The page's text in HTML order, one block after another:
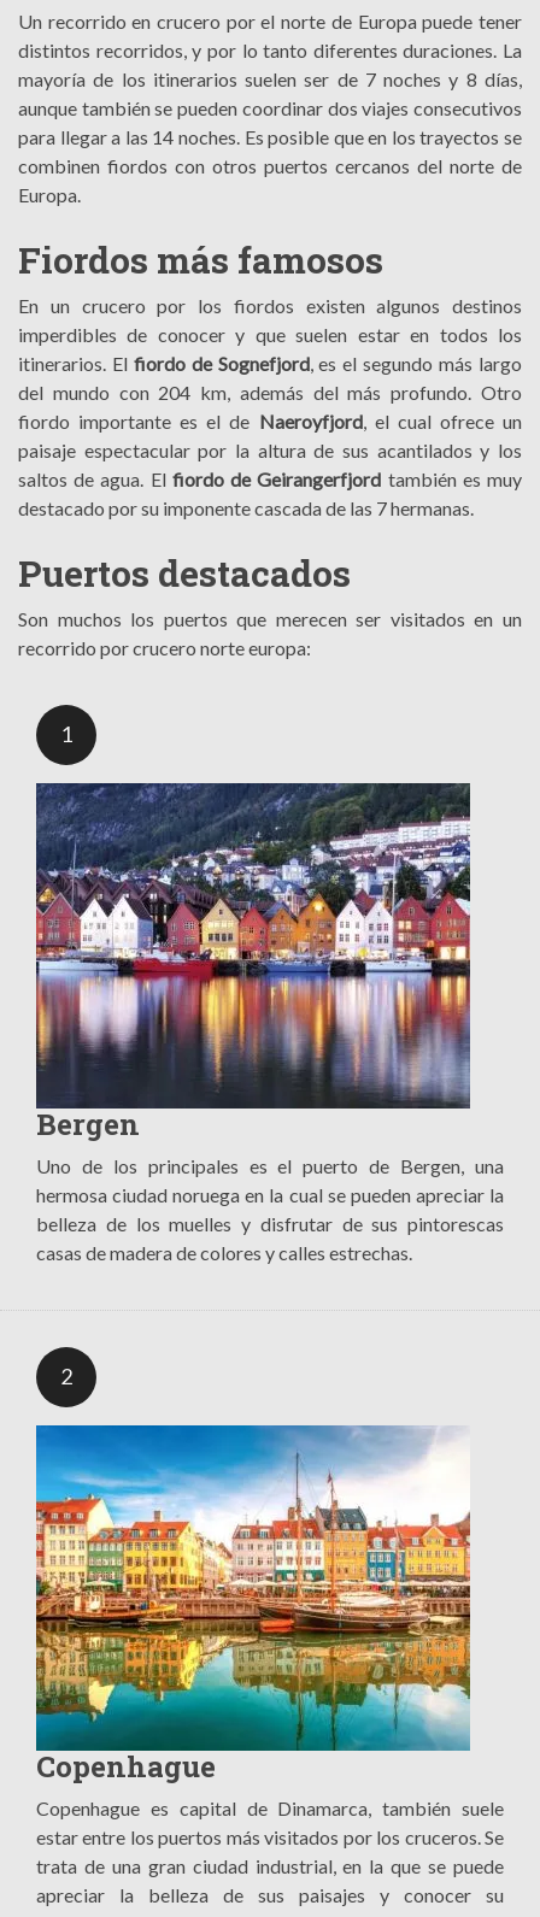
Un recorrido en crucero por el norte de Europa puede tener
distintos recorridos, y por lo tanto diferentes duraciones. La
mayoría de los itinerarios suelen ser de 7 noches y 8 días,
aunque también se pueden coordinar dos viajes consecutivos
para llegar a las 14 noches. Es posible que en los trayectos se
combinen fiordos con otros puertos cercanos del norte de
Europa.
Fiordos más famosos
En un crucero por los fiordos existen algunos destinos
imperdibles de conocer y que suelen estar en todos los
itinerarios. El fiordo de Sognefjord, es el segundo más largo
del mundo con 204 km, además del más profundo. Otro
fiordo importante es el de Naeroyfjord, el cual ofrece un
paisaje espectacular por la altura de sus acantilados y los
saltos de agua. El fiordo de Geirangerfjord también es muy
destacado por su imponente cascada de las 7 hermanas.
Puertos destacados
Son muchos los puertos que merecen ser visitados en un
recorrido por crucero norte europa:
1
Bergen
Uno de los principales es el puerto de Bergen, una
hermosa ciudad noruega en la cual se pueden apreciar la
belleza de los muelles y disfrutar de sus pintorescas
casas de madera de colores y calles estrechas.
2
Copenhague
Copenhague es capital de Dinamarca, también suele
estar entre los puertos más visitados por los cruceros. Se
trata de una gran ciudad industrial, en la que se puede
apreciar la belleza de sus paisajes y conocer su